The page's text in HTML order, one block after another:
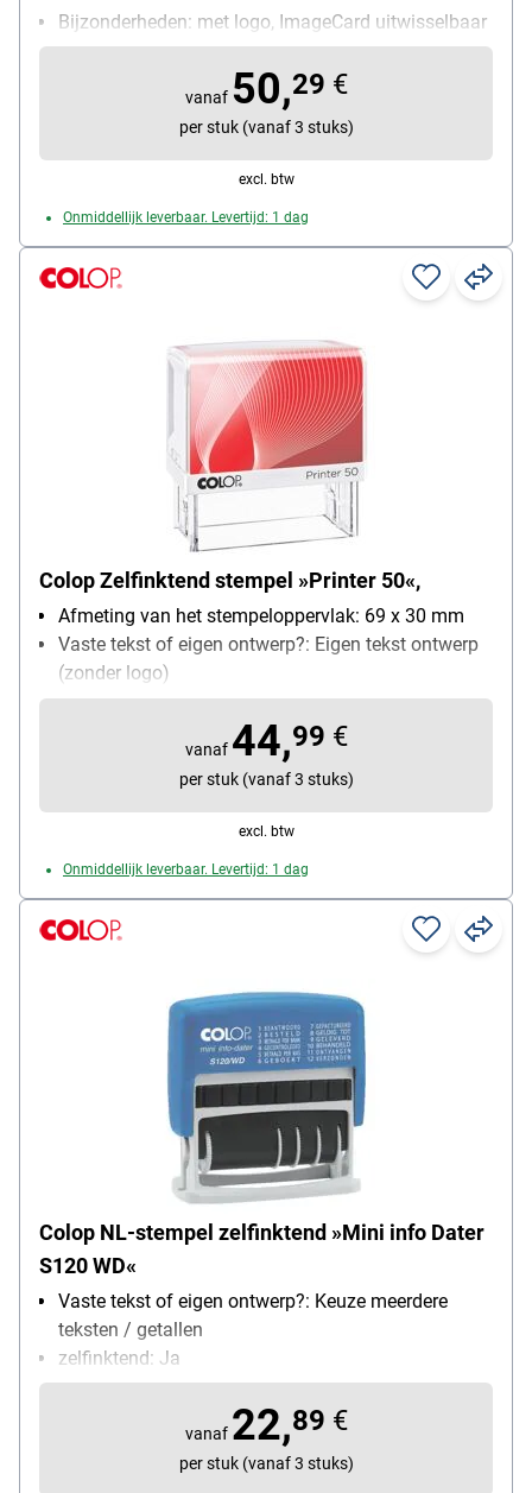
Bijzonderheden: met logo, ImageCard uitwisselbaar
(inl. 3-kleuren voorbeelden)
vanaf 50,29 €
per stuk (vanaf 3 stuks)
excl. btw
Onmiddellijk leverbaar. Levertijd: 1 dag
Colop Zelfinktend stempel »Printer 50«,
Afmeting van het stempeloppervlak: 69 x 30 mm
Vaste tekst of eigen ontwerp?: Eigen tekst ontwerp
(zonder logo)
zelfinktend: Ja
Bijzonderheden: zonder logo, ImageCard
uitwisselbaar (incl. 3 gekleurde voorbeelden)
vanaf 44,99 €
per stuk (vanaf 3 stuks)
excl. btw
Onmiddellijk leverbaar. Levertijd: 1 dag
Colop NL-stempel zelfinktend »Mini info Dater
S120 WD«
Vaste tekst of eigen ontwerp?: Keuze meerdere
teksten / getallen
zelfinktend: Ja
vanaf 22,89 €
per stuk (vanaf 3 stuks)